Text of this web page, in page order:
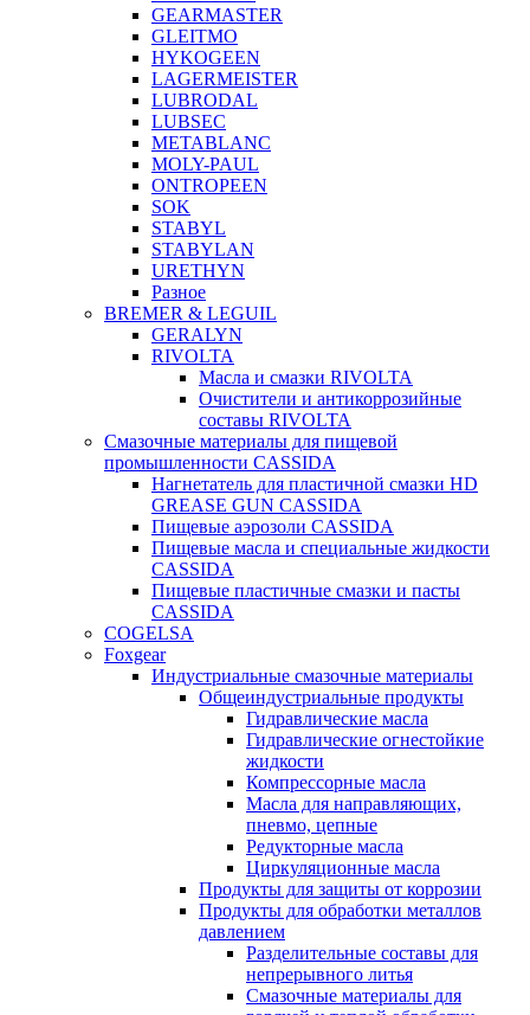
GEARMASTER
GLEITMO
HYKOGEEN
LAGERMEISTER
LUBRODAL
LUBSEC
METABLANC
MOLY-PAUL
ONTROPEEN
SOK
STABYL
STABYLAN
URETHYN
Разное
BREMER & LEGUIL
GERALYN
RIVOLTA
Масла и смазки RIVOLTA
Очистители и антикоррозийные
составы RIVOLTA
Смазочные материалы для пищевой
промышленности CASSIDA
Нагнетатель для пластичной смазки HD
GREASE GUN CASSIDA
Пищевые аэрозоли CASSIDA
Пищевые масла и специальные жидкости
CASSIDA
Пищевые пластичные смазки и пасты
CASSIDA
COGELSA
Foxgear
Индустриальные смазочные материалы
Общеиндустриальные продукты
Гидравлические масла
Гидравлические огнестойкие
жидкости
Компрессорные масла
Масла для направляющих,
пневмо, цепные
Редукторные масла
Циркуляционные масла
Продукты для защиты от коррозии
Продукты для обработки металлов
давлением
Разделительные составы для
непрерывного литья
Смазочные материалы для